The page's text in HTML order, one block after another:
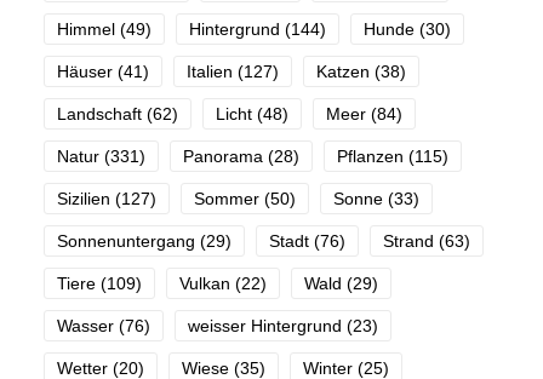
Himmel (49) Hintergrund (144) Hunde (30)
Häuser (41) Italien (127) Katzen (38)
Landschaft (62) Licht (48) Meer (84)
Natur (331) Panorama (28) Pflanzen (115)
Sizilien (127) Sommer (50) Sonne (33)
Sonnenuntergang (29) Stadt (76) Strand (63)
Tiere (109) Vulkan (22) Wald (29)
Wasser (76) weisser Hintergrund (23)
Wetter (20) Wiese (35) Winter (25)